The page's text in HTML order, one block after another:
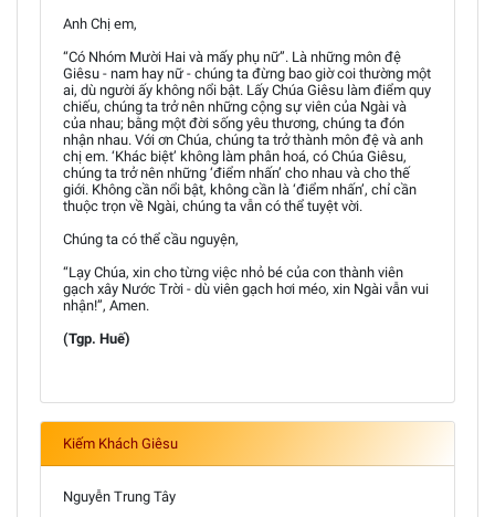
Anh Chị em,
“Có Nhóm Mười Hai và mấy phụ nữ”. Là những môn đệ
Giêsu - nam hay nữ - chúng ta đừng bao giờ coi thường một
ai, dù người ấy không nổi bật. Lấy Chúa Giêsu làm điểm quy
chiếu, chúng ta trở nên những cộng sự viên của Ngài và
của nhau; bằng một đời sống yêu thương, chúng ta đón
nhận nhau. Với ơn Chúa, chúng ta trở thành môn đệ và anh
chị em. ‘Khác biệt’ không làm phân hoá, có Chúa Giêsu,
chúng ta trở nên những ‘điểm nhấn’ cho nhau và cho thế
giới. Không cần nổi bật, không cần là ‘điểm nhấn’, chỉ cần
thuộc trọn về Ngài, chúng ta vẫn có thể tuyệt vời.
Chúng ta có thể cầu nguyện,
“Lạy Chúa, xin cho từng việc nhỏ bé của con thành viên
gạch xây Nước Trời - dù viên gạch hơi méo, xin Ngài vẫn vui
nhận!”, Amen.
(Tgp. Huế)
Kiếm Khách Giêsu
Nguyễn Trung Tây